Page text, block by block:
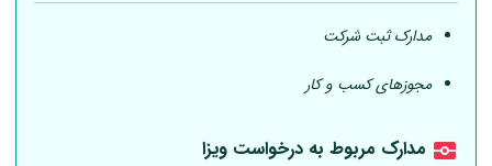
مدارک ثبت شرکت
مجوزهای کسب و کار
مدارک مربوط به درخواست ویزا